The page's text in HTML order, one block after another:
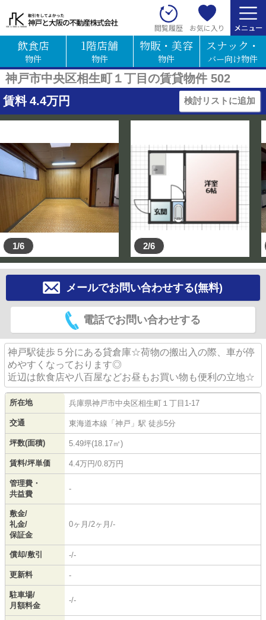
閲覧履歴 お気に入り
飲食店
物件
1階店舗
物件
物販・美容
物件
スナック・
バー向け物件
神戸市中央区相生町１丁目の賃貸物件 502
賃料 4.4万円 検討リストに追加
1/6 2/6
メールでお問い合わせする(無料)
電話でお問い合わせする
神戸駅徒歩５分にある貸倉庫☆荷物の搬出入の際、車が停
めやすくなっております◎
近辺は飲食店や八百屋などお昼もお買い物も便利の立地☆
所在地 兵庫県神戸市中央区相生町 １丁目1-17
交通 東海道本線 「 神戸 」駅 徒歩5分
坪数(面積) 5.49坪(18.17㎡)
賃料/坪単価 4.4万円/0.8万円
管理費・
共益費
-
敷金/
礼金/
保証金
0ヶ月/2ヶ月/-
償却/敷引 -/-
更新料 -
駐車場/
月額料金
-/-